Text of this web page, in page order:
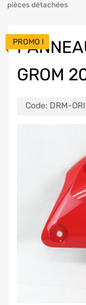
pièces détachées
GROM
Code: DRM-
PROMO !